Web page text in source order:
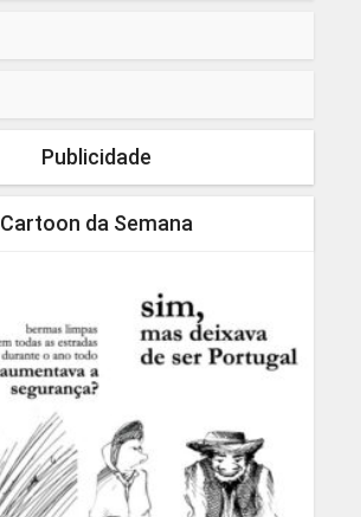
Publicidade
Cartoon da Semana